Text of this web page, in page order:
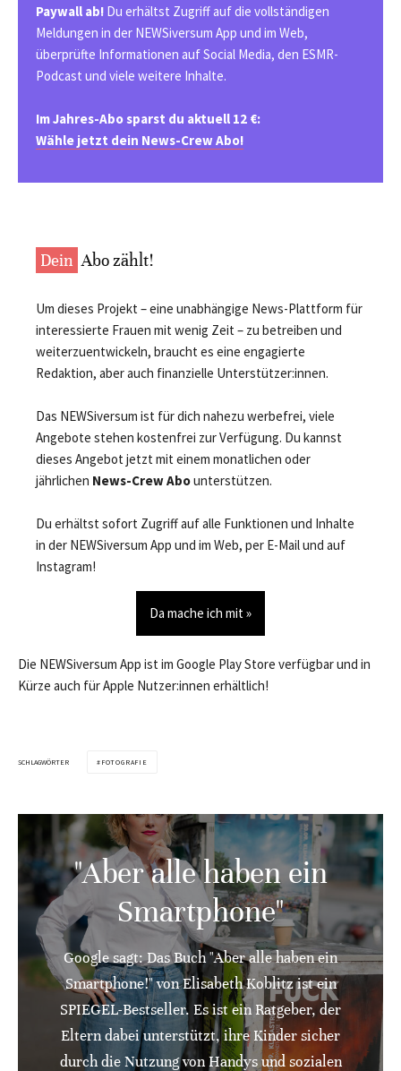
Paywall ab! Du erhältst Zugriff auf die vollständigen
Meldungen in der NEWSiversum App und im Web,
überprüfte Informationen auf Social Media, den ESMR-
Podcast und viele weitere Inhalte.
Im Jahres-Abo sparst du aktuell 12 €:
Wähle jetzt dein News-Crew Abo!
Dein Abo zählt!
Um dieses Projekt – eine unabhängige News-Plattform für
interessierte Frauen mit wenig Zeit – zu betreiben und
weiterzuentwickeln, braucht es eine engagierte
Redaktion, aber auch finanzielle Unterstützer:innen.
Das NEWSiversum ist für dich nahezu werbefrei, viele
Angebote stehen kostenfrei zur Verfügung. Du kannst
dieses Angebot jetzt mit einem monatlichen oder
jährlichen News-Crew Abounterstützen.
Du erhältst sofort Zugriff auf alle Funktionen und Inhalte
in der NEWSiversum App und im Web, per E-Mail und auf
Instagram!
Da mache ich mit »
Die NEWSiversum App ist im Google Play Store verfügbar und in
Kürze auch für Apple Nutzer:innen erhältlich!
SCHLAGWÖRTER FOTOGRAFIE
"Aber alle haben ein
Smartphone"
Google sagt: Das Buch "Aber alle haben ein
Smartphone!" von Elisabeth Koblitz ist ein
SPIEGEL-Bestseller. Es ist ein Ratgeber, der
Eltern dabei unterstützt, ihre Kinder sicher
durch die Nutzung von Handys und sozialen